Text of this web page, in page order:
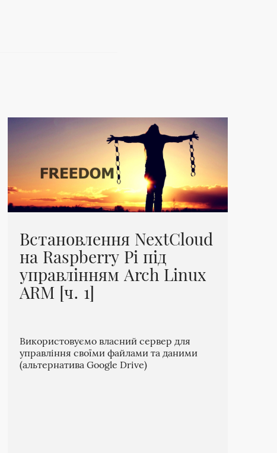
Встановлення NextCloud
на Raspberry Pi під
управлінням Arch Linux
ARM [ч. 1]
Використовуємо власний сервер для
управління своїми файлами та даними
(альтернатива Google Drive)